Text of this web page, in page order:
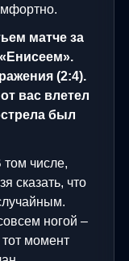
матче за
(2:4).
вас влетел
был
числе,
сказать, что
ногой –
момент